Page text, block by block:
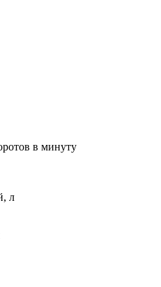
в минуту
л